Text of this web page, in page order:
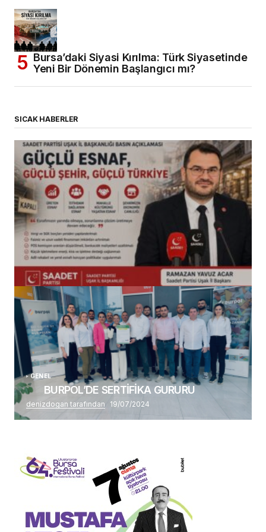
Bursa’daki Siyasi Kırılma: Türk Siyasetinde
Yeni Bir Dönemin Başlangıcı mı?
SICAK HABERLER
(başlıksız)
Alaattin Karahan tarafından 14/07/2026
GENEL
BURPOL’DE SERTİFİKA GURURU
denizdogan tarafından 19/07/2024